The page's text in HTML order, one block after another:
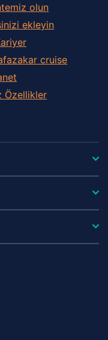
olun
ekleyin
сruise
Özellikler